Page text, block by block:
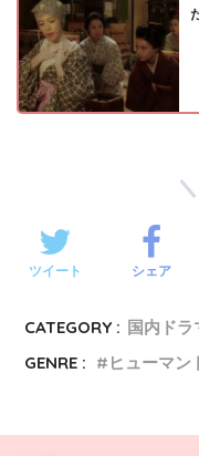
ツイート シェア
CATEGORY : 国内ドラ
GENRE :
ヒューマン